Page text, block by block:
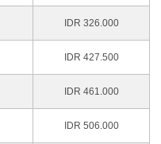
IDR 326.000
IDR 427.500
IDR 461.000
IDR 506.000